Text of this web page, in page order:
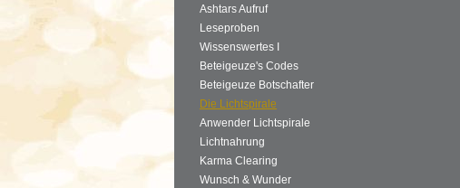
Ashtars Aufruf
Leseproben
Wissenswertes I
Beteigeuze's Codes
Beteigeuze Botschafter
Die Lichtspirale
Anwender Lichtspirale
Lichtnahrung
Karma Clearing
Wunsch & Wunder